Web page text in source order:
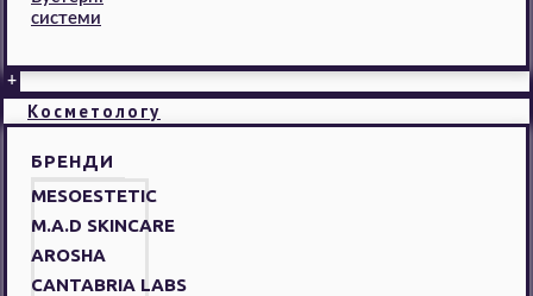
системи
+
Косметологу
БРЕНДИ
MESOESTETIC
M.A.D SKINCARE
AROSHA
CANTABRIA LABS